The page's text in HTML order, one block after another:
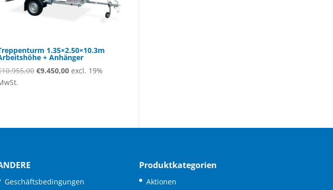
1.35×2.50×10.3m
+ Anhänger
10.955,00 Ursprünglicher
€9.450,00Aktueller
excl. 19%
Geschäftsbedingungen
Produktkategorien
Aktionen